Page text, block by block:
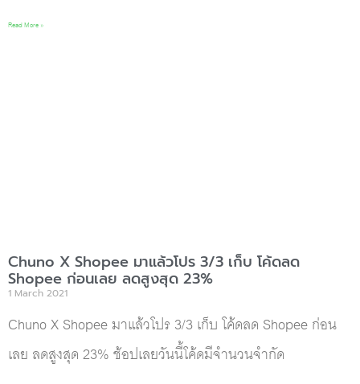
Read More »
Chuno X Shopee มาแล้วโปร 3/3 เก็บ โค้ดลด
Shopee ก่อนเลย ลดสูงสุด 23%
1 March 2021
Chuno X Shopee มาแล้วโปร 3/3 เก็บ โค้ดลด Shopee ก่อน
เลย ลดสูงสุด 23% ช้อปเลยวันนี้โค้ดมีจำนวนจำกัด